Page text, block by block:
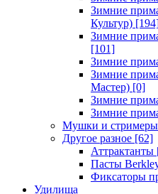
Зимние
Культур)
Зимние
[101]
Зимние
Зимние
Мастер) [0]
Зимние
Зимние
Мушки и стримеры
Другое разное [62]
Аттрактанты
Пасты
Фиксаторы
Удилища